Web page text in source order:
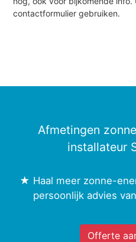
contactformulier gebruiken.
Afmetingen
installateur
★ Haal meer zonne-
persoonlijk advies
Offerte